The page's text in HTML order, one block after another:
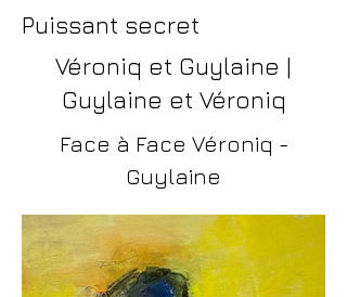
Puissant secret
Véroniq et Guylaine |
Guylaine et Véroniq
Face à Face Véroniq -
Guylaine